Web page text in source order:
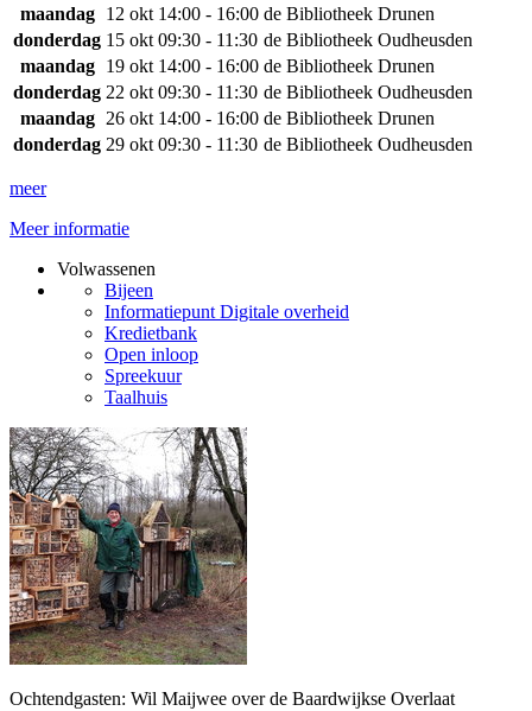
maandag
12 okt 14:00 - 16:00 de Bibliotheek Drunen
donderdag 15 okt 09:30 - 11:30 de Bibliotheek Oudheusden
maandag
19 okt 14:00 - 16:00 de Bibliotheek Drunen
donderdag 22 okt 09:30 - 11:30 de Bibliotheek Oudheusden
maandag 26 okt 14:00 - 16:00 de Bibliotheek Drunen
donderdag 29 okt 09:30 - 11:30 de Bibliotheek Oudheusden
meer
Meer informatie
Volwassenen
Bijeen
Informatiepunt Digitale overheid
Kredietbank
Open inloop
Spreekuur
Taalhuis
Ochtendgasten: Wil Maijwee over de Baardwijkse Overlaat